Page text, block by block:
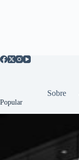
Sobre
Popular